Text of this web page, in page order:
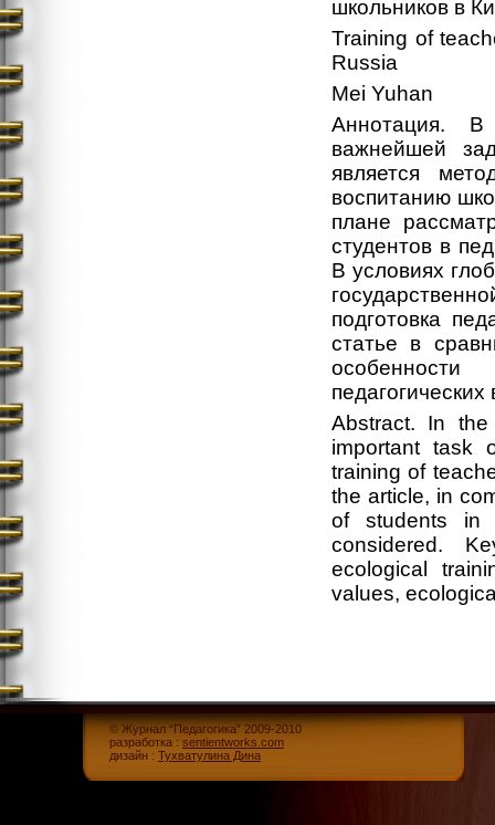
школьников в
Training of
Russia
Mei Yuhan
Аннотация. В
важнейшей
является
воспитанию
плане
студентов в
В условиях
подготовка
статье в
Abstract. In
important task
training of
the article, in
of students in
considered.
ecological
values,
© Журнал “Педагогика” 2009-2010
разработка : sentientworks.com
дизайн : Тухватулина Дина